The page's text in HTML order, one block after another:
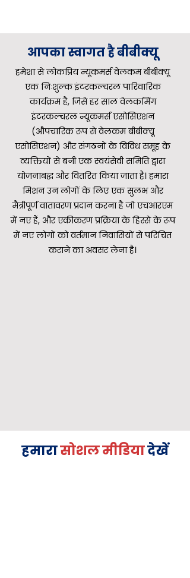
आपका स्वागत हैबीबीक्यू
हमेशा से लोकप्रिय न्यूकमर्स वेलकम बीबीक्यू
एक निःशुल्क इंटरकल्चरल पारिवारिक
कार्यक्रम है, जिसे हर साल वेलकमिंग
इंटरकल्चरल न्यूकमर्स एसोसिएशन
(औपचारिक रूप से वेलकम बीबीक्यू
एसोसिएशन) और संगठनों के विविध समूह के
व्यक्तियों से बनी एक स्वयंसेवी समिति द्वारा
योजनाबद्ध और वितरित किया जाता है। हमारा
मिशन उन लोगों के लिए एक सुलभ और
मैत्रीपूर्ण वातावरण प्रदान करना है जो एचआरएम
में नए हैं, और एकीकरण प्रक्रिया के हिस्से के रूप
में नए लोगों को वर्तमान निवासियों से परिचित
कराने का अवसर लेना है।
हमारासोशल मीडियादेखें